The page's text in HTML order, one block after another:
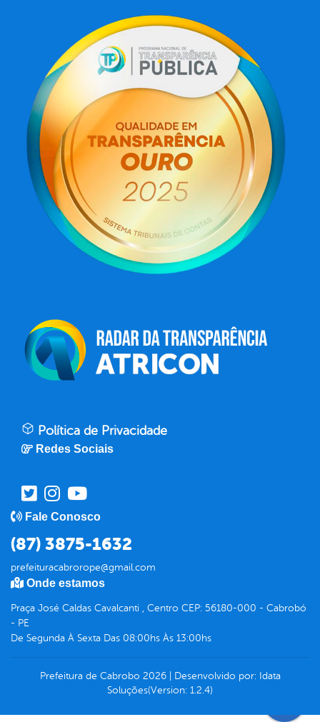
Política de Privacidade
Redes Sociais
Fale Conosco
(87) 3875-1632
prefeituracabrorope@gmail.com
Onde estamos
Praça José Caldas Cavalcanti , Centro CEP: 56180-000 - Cabrobó
- PE
De Segunda À Sexta Das 08:00hs Às 13:00hs
Prefeitura de Cabrobo 2026| Desenvolvido por: Idata
Soluções(Version: 1.2.4)